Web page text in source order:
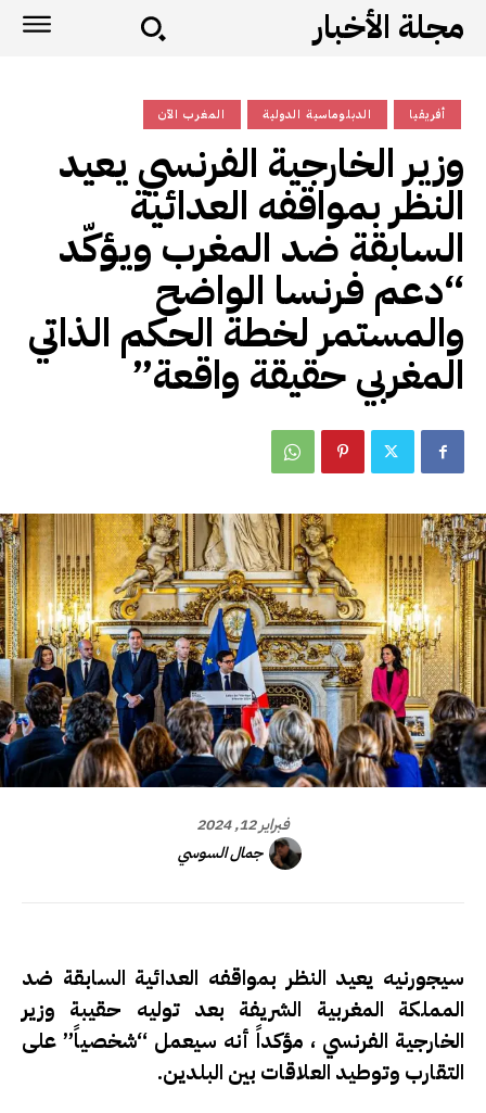
مجلة الأخبار
أفريقيا الدبلوماسية الدولية المغرب الآن
وزير الخارجية الفرنسي يعيد
النظر بمواقفه العدائية
السابقة ضد المغرب ويؤكّد
“دعم فرنسا الواضح
والمستمر لخطة الحكم الذاتي
المغربي حقيقة واقعة”
فبراير 12, 2024
جمال السوسي
سيجورنيه يعيد النظر بمواقفه العدائية السابقة ضد
المملكة المغربية الشريفة بعد توليه حقيبة وزير
الخارجية الفرنسي ، مؤكداً أنه سيعمل “شخصياً” على
التقارب وتوطيد العلاقات بين البلدين.